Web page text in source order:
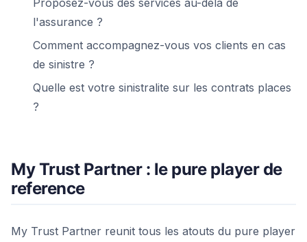
Proposez-vous des services au-dela de
l'assurance ?
Comment accompagnez-vous vos clients en cas
de sinistre ?
Quelle est votre sinistralite sur les contrats places
?
My Trust Partner : le pure player de
reference
My Trust Partner reunit tous les atouts du pure player